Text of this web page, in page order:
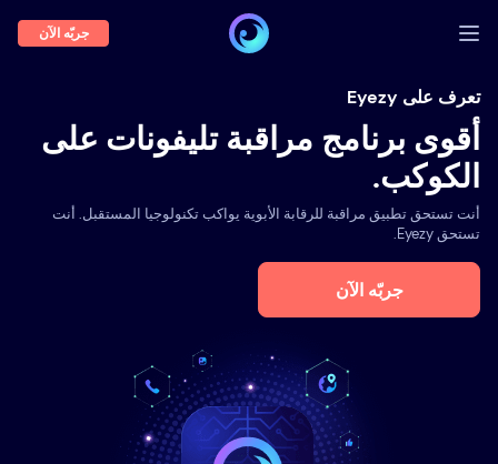
تسجيل الدخول
عرض توضيحي
السمات
نبذة عنا
المدونة
جربّه الآن
تعرف على Eyezy
أقوى برنامج مراقبة تليفونات على
الكوكب.
أنت تستحق تطبيق مراقبة للرقابة الأبوية يواكب تكنولوجيا المستقبل. أنت
تستحق Eyezy.
جربّه الآن